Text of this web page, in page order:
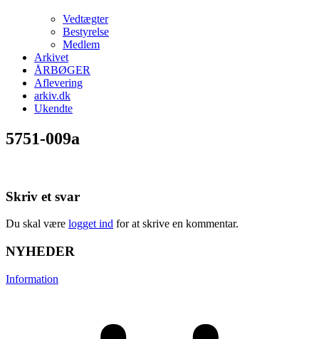
Vedtægter
Bestyrelse
Medlem
Arkivet
ÅRBØGER
Aflevering
arkiv.dk
Ukendte
5751-009a
Skriv et svar
Du skal være logget ind for at skrive en kommentar.
NYHEDER
Information